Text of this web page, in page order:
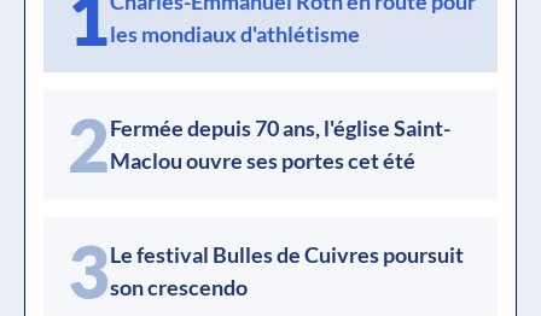
1les mondiaux d'athlétisme
2Fermée depuis 70 ans, l'église Saint-
Maclou ouvre ses portes cet été
3Le festival Bulles de Cuivres poursuit
son crescendo